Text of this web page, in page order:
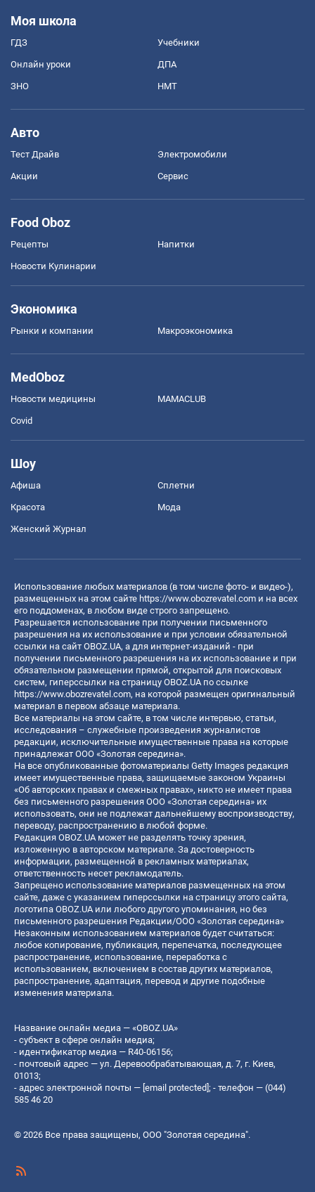
Моя школа
ГДЗ Учебники
Онлайн уроки ДПА
ЗНО НМТ
Авто
Тест Драйв Электромобили
Акции Сервис
Food Oboz
Рецепты Напитки
Новости Кулинарии
Экономика
Рынки и компании Mакроэкономика
MedOboz
Новости медицины MAMACLUB
Covid
Шоу
Афиша Сплетни
Красота Мода
Женский Журнал
Использование любых материалов (в том числе фото- и видео-),
размещенных на этом сайте https://www.obozrevatel.com и на всех
его поддоменах, в любом виде строго запрещено.
Разрешается использование при получении письменного
разрешения на их использование и при условии обязательной
ссылки на сайт OBOZ.UA, а для интернет-изданий - при
получении письменного разрешения на их использование и при
обязательном размещении прямой, открытой для поисковых
систем, гиперссылки на страницу OBOZ.UA по ссылке
https://www.obozrevatel.com, на которой размещен оригинальный
материал в первом абзаце материала.
Все материалы на этом сайте, в том числе интервью, статьи,
исследования – служебные произведения журналистов
редакции, исключительные имущественные права на которые
принадлежат ООО «Золотая середина».
На все опубликованные фотоматериалы Getty Images редакция
имеет имущественные права, защищаемые законом Украины
«Об авторских правах и смежных правах», никто не имеет права
без письменного разрешения ООО «Золотая середина» их
использовать, они не подлежат дальнейшему воспроизводству,
переводу, распространению в любой форме.
Редакция OBOZ.UA может не разделять точку зрения,
изложенную в авторском материале. За достоверность
информации, размещенной в рекламных материалах,
ответственность несет рекламодатель.
Запрещено использование материалов размещенных на этом
сайте, даже с указанием гиперссылки на страницу этого сайта,
логотипа OBOZ.UA или любого другого упоминания, но без
письменного разрешения Редакции/ООО «Золотая середина»
Незаконным использованием материалов будет считаться:
любое копирование, публикация, перепечатка, последующее
распространение, использование, переработка с
использованием, включением в состав других материалов,
распространение, адаптация, перевод и другие подобные
изменения материала.
Название онлайн медиа — «OBOZ.UA»
- субъект в сфере онлайн медиа;
- идентификатор медиа — R40-06156;
- почтовый адрес — ул. Деревообрабатывающая, д. 7, г. Киев,
01013;
- адрес электронной почты — [email protected]; - телефон — (044)
585 46 20
© 2026 Все права защищены, ООО "Золотая середина".